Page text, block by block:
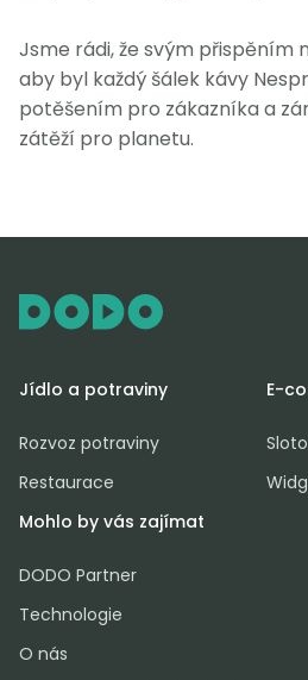
Jsme rádi, že svým přispěním
aby byl každý šálek kávy
potěšením pro zákazníka a
zátěží pro planetu.
Jídlo a potraviny
Rozvoz potraviny
Restaurace
E-
Mohlo by vás zajímat
DODO Partner
Technologie
O nás